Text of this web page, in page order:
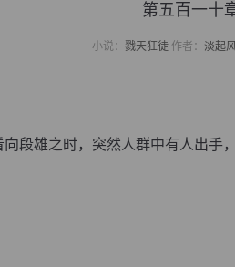
第五百一十
小说： 戮天狂徒作者： 淡起
雄之时，突然人群中有人出手